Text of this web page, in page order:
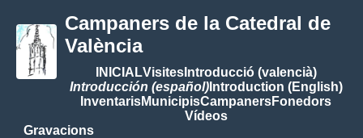
Campaners de la Catedral de
València
INICIALVisitesIntroducció (valencià)
Introducción (español)Introduction (English)
InventarisMunicipisCampanersFonedors
Vídeos
Gravacions